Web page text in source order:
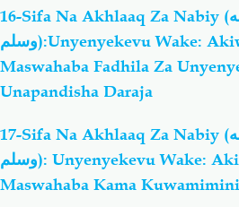
16-Sifa Na Akhlaaq Za Nabiy (صلى الله عليه وآله
وسلم):Unyenyekevu Wake: Akiwafundisha
Maswahaba Fadhila Za
Unapandisha Daraja
17-Sifa Na Akhlaaq Za Nabiy (صلى الله عليه وآله
وسلم): Unyenyekevu Wake: Akiwahudumia
Maswahaba Kama